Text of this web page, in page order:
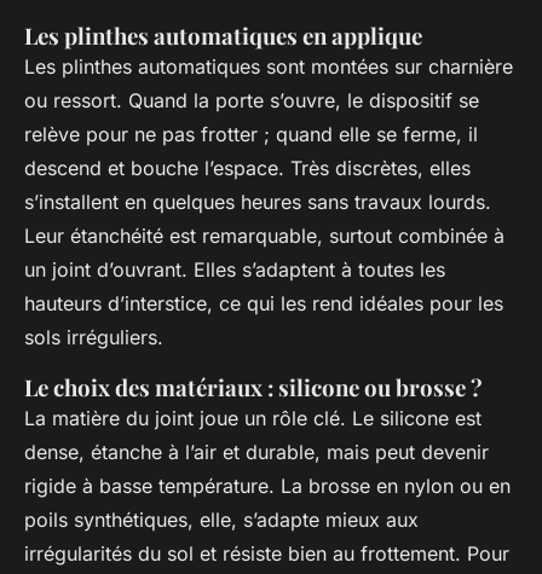
Les plinthes automatiques en applique
Les plinthes automatiques sont montées sur charnière
ou ressort. Quand la porte s’ouvre, le dispositif se
relève pour ne pas frotter ; quand elle se ferme, il
descend et bouche l’espace. Très discrètes, elles
s’installent en quelques heures sans travaux lourds.
Leur étanchéité est remarquable, surtout combinée à
un joint d’ouvrant. Elles s’adaptent à toutes les
hauteurs d’interstice, ce qui les rend idéales pour les
sols irréguliers.
Le choix des matériaux : silicone ou brosse ?
La matière du joint joue un rôle clé. Le silicone est
dense, étanche à l’air et durable, mais peut devenir
rigide à basse température. La brosse en nylon ou en
poils synthétiques, elle, s’adapte mieux aux
irrégularités du sol et résiste bien au frottement. Pour